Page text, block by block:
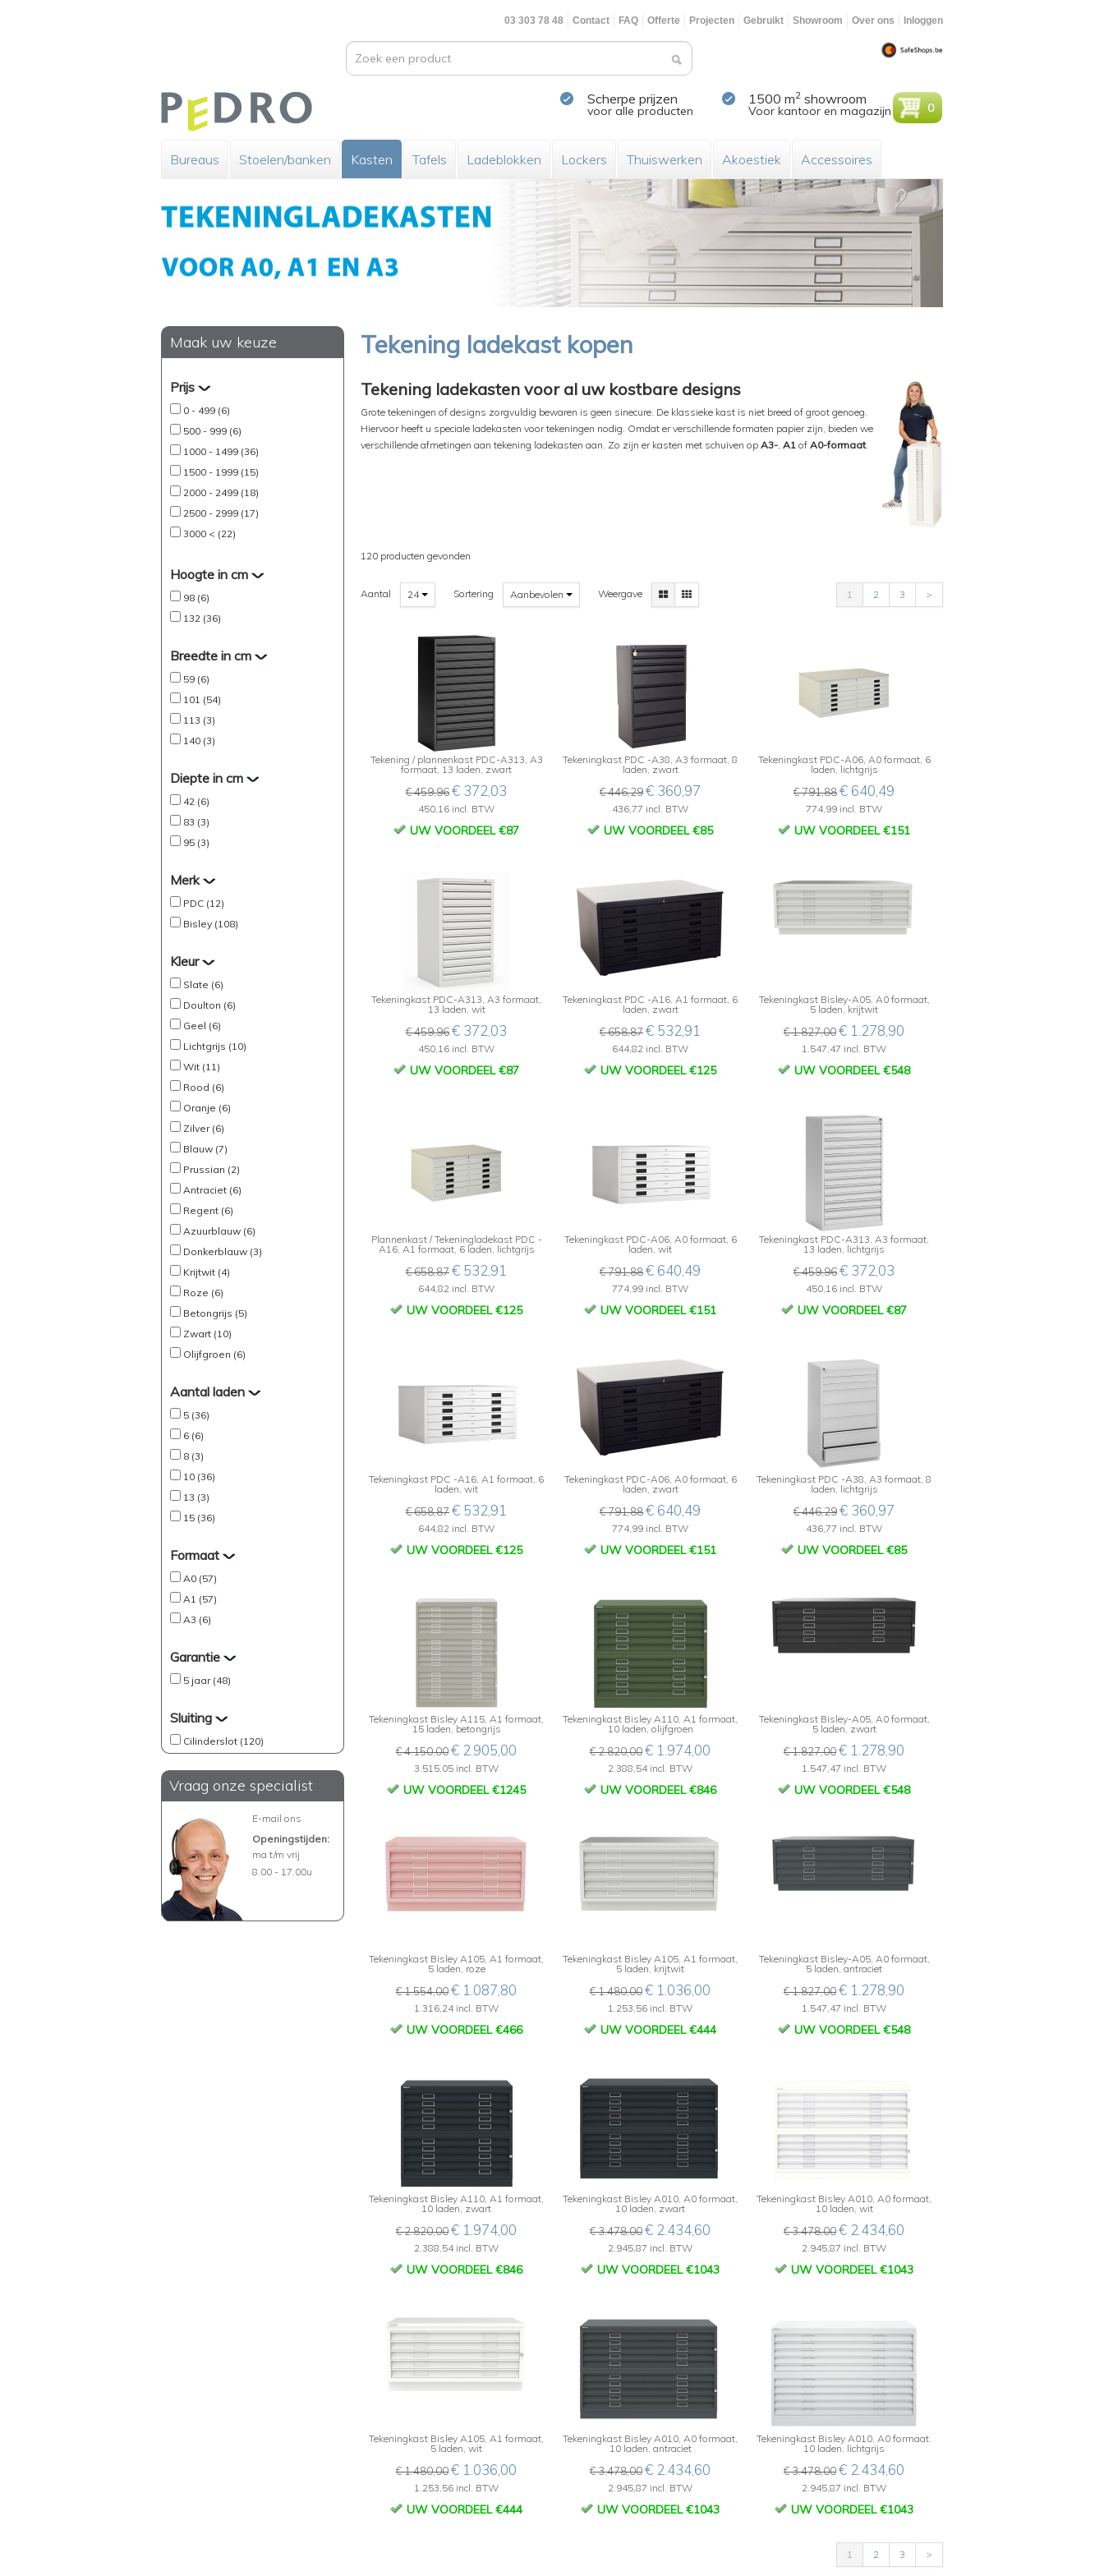
03 303 78 48 Contact FAQ Offerte Projecten Gebruikt Showroom Over ons Inloggen
Scherpe prijzen
voor alle producten
1500 m2 showroom
Voor kantoor en magazijn 0
Bureaus Stoelen/banken Kasten Tafels Ladeblokken Lockers Thuiswerken Akoestiek Accessoires
Maak uw keuze
Prijs
0 - 499 (6)
500 - 999 (6)
1000 - 1499 (36)
1500 - 1999 (15)
2000 - 2499 (18)
2500 - 2999 (17)
3000 < (22)
Hoogte in cm
98 (6)
132 (36)
Breedte in cm
59 (6)
101 (54)
113 (3)
140 (3)
Diepte in cm
42 (6)
83 (3)
95 (3)
Merk
PDC (12)
Bisley (108)
Kleur
Slate (6)
Doulton (6)
Geel (6)
Lichtgrijs (10)
Wit (11)
Rood (6)
Oranje (6)
Zilver (6)
Blauw (7)
Prussian (2)
Antraciet (6)
Regent (6)
Azuurblauw (6)
Donkerblauw (3)
Krijtwit (4)
Roze (6)
Betongrijs (5)
Zwart (10)
Olijfgroen (6)
Aantal laden
5 (36)
6 (6)
8 (3)
10 (36)
13 (3)
15 (36)
Formaat
A0 (57)
A1 (57)
A3 (6)
Garantie
5 jaar (48)
Sluiting
Cilinderslot (120)
Vraag onze specialist
E-mail ons
Openingstijden:
ma t/m vrij
8.00 - 17.00u
Tekening ladekast kopen
Tekening ladekasten voor al uw kostbare designs
Grote tekeningen of designs zorgvuldig bewaren is geen sinecure. De klassieke kast is niet breed of groot genoeg.
Hiervoor heeft u speciale ladekasten voor tekeningen nodig. Omdat er verschillende formaten papier zijn, bieden we
verschillende afmetingen aan tekening ladekasten aan. Zo zijn er kasten met schuiven op A3-, A1 of A0-formaat.
120 producten gevonden
Aantal 24 Sortering Aanbevolen Weergave 1 2 3 >
Tekening / plannenkast PDC-A313, A3
formaat, 13 laden, zwart
€ 459,96€ 372,03
450,16 incl. BTW
UW VOORDEEL €87
Tekeningkast PDC -A38, A3 formaat, 8
laden, zwart
€ 446,29€ 360,97
436,77 incl. BTW
UW VOORDEEL €85
Tekeningkast PDC-A06, A0 formaat, 6
laden, lichtgrijs
€ 791,88€ 640,49
774,99 incl. BTW
UW VOORDEEL €151
Tekeningkast PDC-A313, A3 formaat,
13 laden, wit
€ 459,96€ 372,03
450,16 incl. BTW
UW VOORDEEL €87
Tekeningkast PDC -A16, A1 formaat, 6
laden, zwart
€ 658,87€ 532,91
644,82 incl. BTW
UW VOORDEEL €125
Tekeningkast Bisley-A05, A0 formaat,
5 laden, krijtwit
€ 1.827,00€ 1.278,90
1.547,47 incl. BTW
UW VOORDEEL €548
Plannenkast / Tekeningladekast PDC -
A16, A1 formaat, 6 laden, lichtgrijs
€ 658,87€ 532,91
644,82 incl. BTW
UW VOORDEEL €125
Tekeningkast PDC-A06, A0 formaat, 6
laden, wit
€ 791,88€ 640,49
774,99 incl. BTW
UW VOORDEEL €151
Tekeningkast PDC-A313, A3 formaat,
13 laden, lichtgrijs
€ 459,96€ 372,03
450,16 incl. BTW
UW VOORDEEL €87
Tekeningkast PDC -A16, A1 formaat, 6
laden, wit
€ 658,87€ 532,91
644,82 incl. BTW
UW VOORDEEL €125
Tekeningkast PDC-A06, A0 formaat, 6
laden, zwart
€ 791,88€ 640,49
774,99 incl. BTW
UW VOORDEEL €151
Tekeningkast PDC -A38, A3 formaat, 8
laden, lichtgrijs
€ 446,29€ 360,97
436,77 incl. BTW
UW VOORDEEL €85
Tekeningkast Bisley A115, A1 formaat,
15 laden, betongrijs
€ 4.150,00€ 2.905,00
3.515,05 incl. BTW
UW VOORDEEL €1245
Tekeningkast Bisley A110, A1 formaat,
10 laden, olijfgroen
€ 2.820,00€ 1.974,00
2.388,54 incl. BTW
UW VOORDEEL €846
Tekeningkast Bisley-A05, A0 formaat,
5 laden, zwart
€ 1.827,00€ 1.278,90
1.547,47 incl. BTW
UW VOORDEEL €548
Tekeningkast Bisley A105, A1 formaat,
5 laden, roze
€ 1.554,00€ 1.087,80
1.316,24 incl. BTW
UW VOORDEEL €466
Tekeningkast Bisley A105, A1 formaat,
5 laden, krijtwit
€ 1.480,00€ 1.036,00
1.253,56 incl. BTW
UW VOORDEEL €444
Tekeningkast Bisley-A05, A0 formaat,
5 laden, antraciet
€ 1.827,00€ 1.278,90
1.547,47 incl. BTW
UW VOORDEEL €548
Tekeningkast Bisley A110, A1 formaat,
10 laden, zwart
€ 2.820,00€ 1.974,00
2.388,54 incl. BTW
UW VOORDEEL €846
Tekeningkast Bisley A010, A0 formaat,
10 laden, zwart
€ 3.478,00€ 2.434,60
2.945,87 incl. BTW
UW VOORDEEL €1043
Tekeningkast Bisley A010, A0 formaat,
10 laden, wit
€ 3.478,00€ 2.434,60
2.945,87 incl. BTW
UW VOORDEEL €1043
Tekeningkast Bisley A105, A1 formaat,
5 laden, wit
€ 1.480,00€ 1.036,00
1.253,56 incl. BTW
UW VOORDEEL €444
Tekeningkast Bisley A010, A0 formaat,
10 laden, antraciet
€ 3.478,00€ 2.434,60
2.945,87 incl. BTW
UW VOORDEEL €1043
Tekeningkast Bisley A010, A0 formaat.
10 laden, lichtgrijs
€ 3.478,00€ 2.434,60
2.945,87 incl. BTW
UW VOORDEEL €1043
1 2 3 >